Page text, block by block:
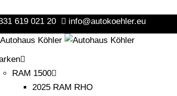
619 021 20 info@autokoehler.eu
RAM 1500
2025 RAM RHO